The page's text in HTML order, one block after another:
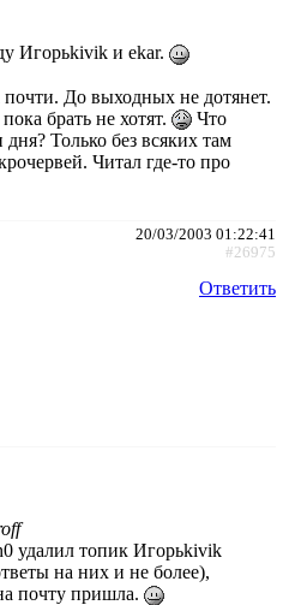
Игорьkivik и ekar.
До выходных не дотянет.
брать не хотят.
Что
Только без всяких там
Читал где-то про
20/03/2003 01:22:41
#26975
Ответить
удалил топик Игорьkivik
на них и не более),
почту пришла.